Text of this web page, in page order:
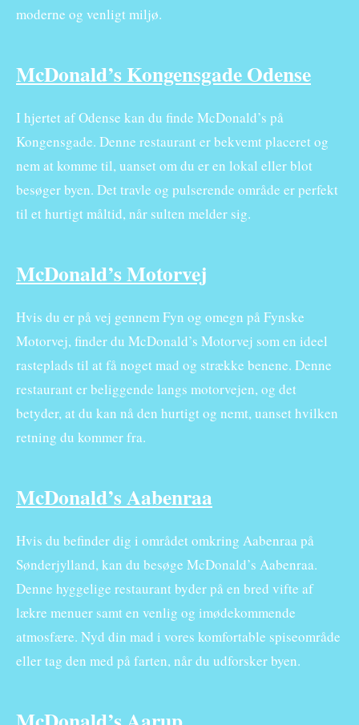
moderne og venligt miljø.
McDonald’s Kongensgade Odense
I hjertet af Odense kan du finde McDonald’s på
Kongensgade. Denne restaurant er bekvemt placeret og
nem at komme til, uanset om du er en lokal eller blot
besøger byen. Det travle og pulserende område er perfekt
til et hurtigt måltid, når sulten melder sig.
McDonald’s Motorvej
Hvis du er på vej gennem Fyn og omegn på Fynske
Motorvej, finder du McDonald’s Motorvej som en ideel
rasteplads til at få noget mad og strække benene. Denne
restaurant er beliggende langs motorvejen, og det
betyder, at du kan nå den hurtigt og nemt, uanset hvilken
retning du kommer fra.
McDonald’s Aabenraa
Hvis du befinder dig i området omkring Aabenraa på
Sønderjylland, kan du besøge McDonald’s Aabenraa.
Denne hyggelige restaurant byder på en bred vifte af
lækre menuer samt en venlig og imødekommende
atmosfære. Nyd din mad i vores komfortable spiseområde
eller tag den med på farten, når du udforsker byen.